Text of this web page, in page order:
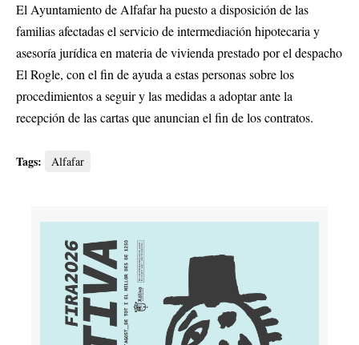
El Ayuntamiento de Alfafar ha puesto a disposición de las
familias afectadas el servicio de intermediación hipotecaria y
asesoría jurídica en materia de vivienda prestado por el despacho
El Rogle, con el fin de ayuda a estas personas sobre los
procedimientos a seguir y las medidas a adoptar ante la
recepción de las cartas que anuncian el fin de los contratos.
Tags: Alfafar